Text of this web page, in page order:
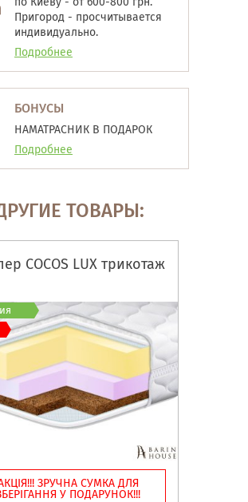
Пригород - просчитывается
индивидуально.
Подробнее
БОНУСЫ
НАМАТРАСНИК В ПОДАРОК
Подробнее
ТОВАРЫ:
COCOS LUX трикотаж
ЗРУЧНА СУМКА ДЛЯ
У ПОДАРУНОК!!!